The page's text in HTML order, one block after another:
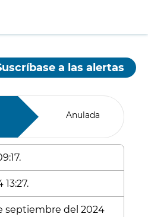
a las alertas
Anulada
septiembre del 2024